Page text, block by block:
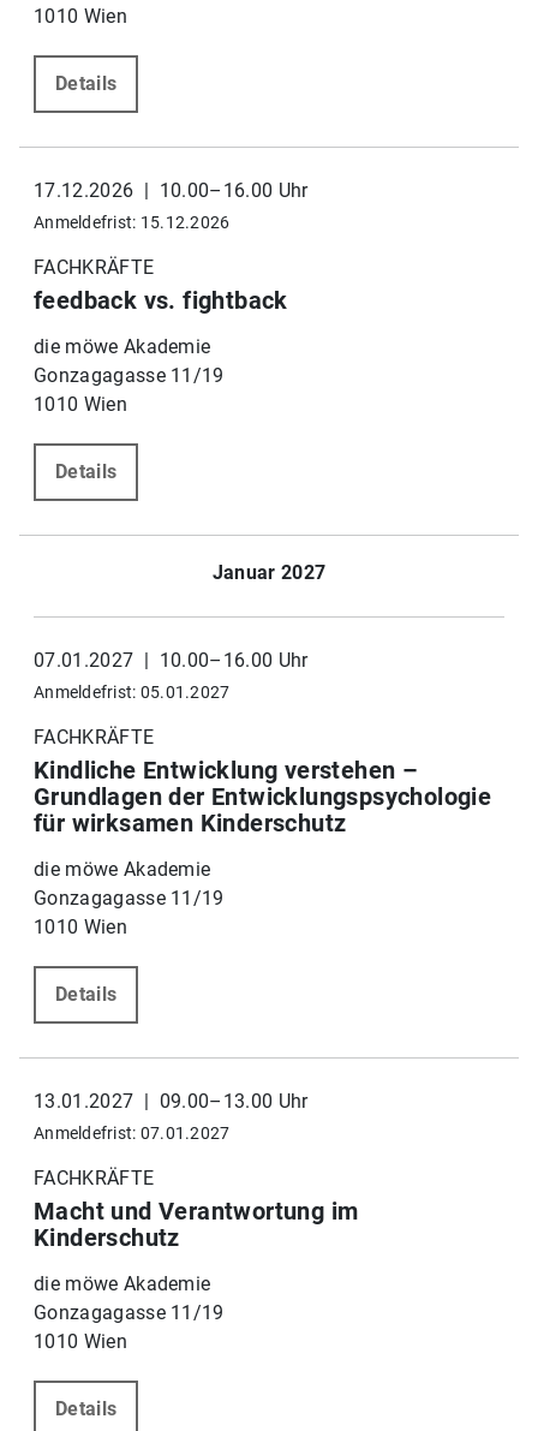
1010 Wien
Details
17.12.2026 | 10.00–16.00 Uhr
Anmeldefrist: 15.12.2026
FACHKRÄFTE
feedback vs. fightback
die möwe Akademie
Gonzagagasse 11/19
1010 Wien
Details
Januar 2027
07.01.2027 | 10.00–16.00 Uhr
Anmeldefrist: 05.01.2027
FACHKRÄFTE
Kindliche Entwicklung verstehen –
Grundlagen der Entwicklungspsychologie
für wirksamen Kinderschutz
die möwe Akademie
Gonzagagasse 11/19
1010 Wien
Details
13.01.2027 | 09.00–13.00 Uhr
Anmeldefrist: 07.01.2027
FACHKRÄFTE
Macht und Verantwortung im
Kinderschutz
die möwe Akademie
Gonzagagasse 11/19
1010 Wien
Details